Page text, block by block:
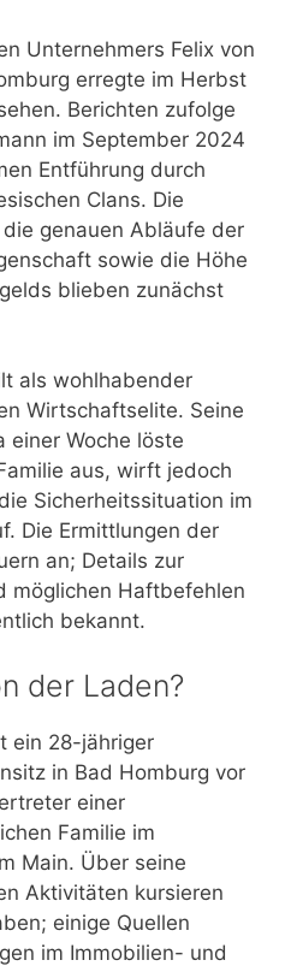
Unternehmers Felix von
erregte im Herbst
Berichten zufolge
im September 2024
Entführung durch
Clans. Die
genauen Abläufe der
sowie die Höhe
blieben zunächst
als wohlhabender
Wirtschaftselite. Seine
einer Woche löste
aus, wirft jedoch
Sicherheitssituation im
Die Ermittlungen der
an; Details zur
möglichen Haftbefehlen
bekannt.
der Laden?
ein 28-jähriger
in Bad Homburg vor
einer
Familie im
Main. Über seine
Aktivitäten kursieren
einige Quellen
im Immobilien- und